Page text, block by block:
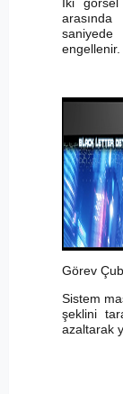
arasında
engellenir.
Görev
Sistem
şeklini
azaltarak